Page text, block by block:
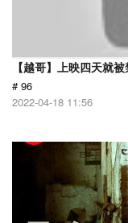
【越哥】上映四天就
# 96
2022-04-18 11:56